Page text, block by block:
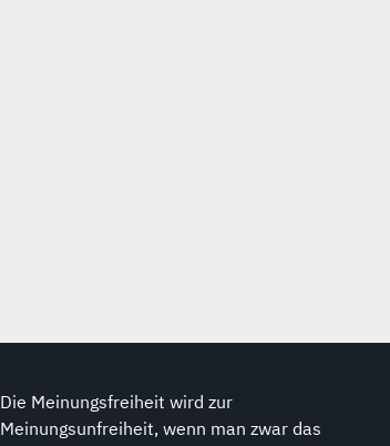
Die Meinungsfreiheit wird zur
Meinungsunfreiheit, wenn man zwar das